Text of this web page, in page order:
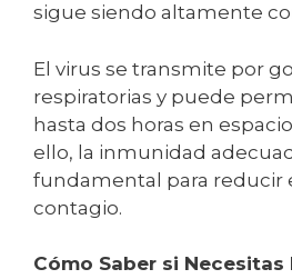
sigue siendo altamente
El virus se transmite por
respiratorias y puede
hasta dos horas en
ello, la inmunidad
fundamental para reducir
contagio.
Cómo Saber si